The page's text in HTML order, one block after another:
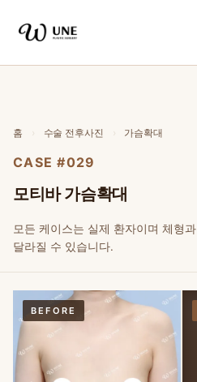
홈 › 수술 전후사진 › 가슴확대
CASE #029
모티바 가슴확대
모든 케이스는 실제 환자이며 체형
달라질 수 있습니다.
BEFORE